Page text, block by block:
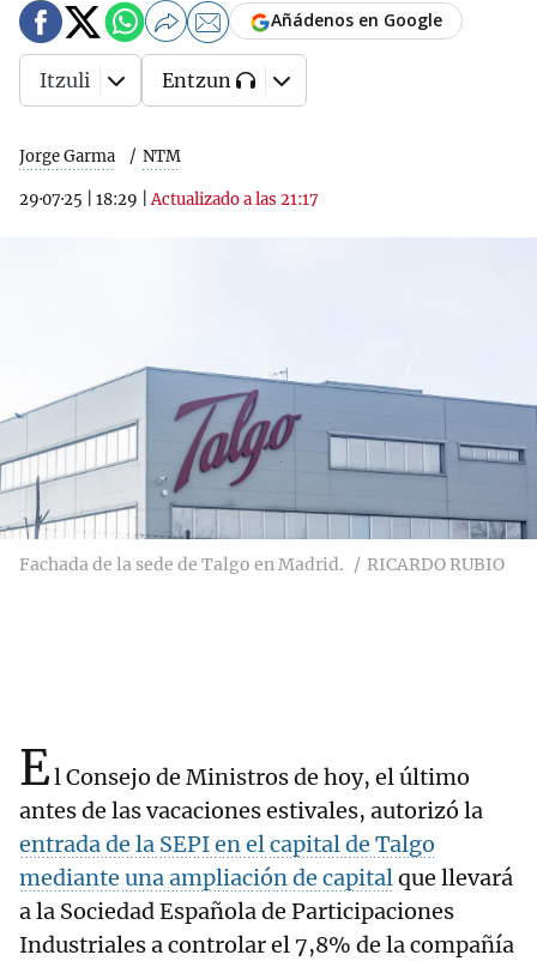
Jorge Garma NTM
29·07·25 18:29 |Actualizado a las 21:17
Añádenos en Google
Itzuli Entzun
Fachada de la sede de Talgo en Madrid. RICARDO RUBIO
El Consejo de Ministros de hoy, el último
antes de las vacaciones estivales, autorizó la
entrada de la SEPI en el capital de Talgo
mediante una ampliación de capitalque llevará
a la Sociedad Española de Participaciones
Industriales a controlar el 7,8% de la compañía